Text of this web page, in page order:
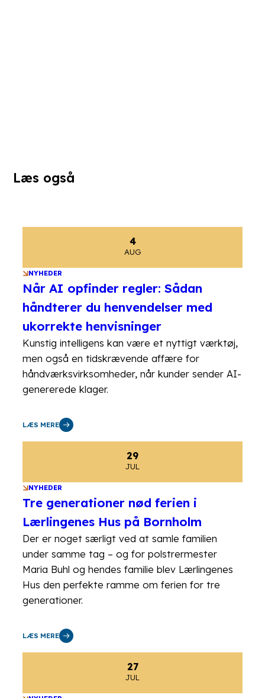
Læs også
4
AUG
NYHEDER
Når AI opfinder regler: Sådan
håndterer du henvendelser med
ukorrekte henvisninger
Kunstig intelligens kan være et nyttigt værktøj,
men også en tidskrævende affære for
håndværksvirksomheder, når kunder sender AI-
genererede klager.
LÆS MERE
29
JUL
NYHEDER
Tre generationer nød ferien i
Lærlingenes Hus på Bornholm
Der er noget særligt ved at samle familien
under samme tag – og for polstrermester
Maria Buhl og hendes familie blev Lærlingenes
Hus den perfekte ramme om ferien for tre
generationer.
LÆS MERE
27
JUL